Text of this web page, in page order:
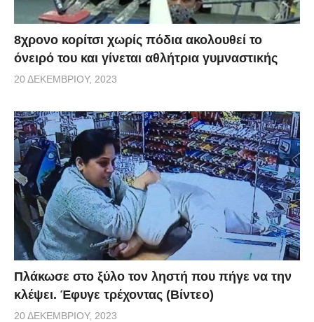
8χρονο κορίτσι χωρίς πόδια ακολουθεί το
όνειρό του και γίνεται αθλήτρια γυμναστικής
20 ΔΕΚΕΜΒΡΊΟΥ, 2023
Πλάκωσε στο ξύλο τον ληστή που πήγε να την
κλέψει. Έφυγε τρέχοντας (Βίντεο)
20 ΔΕΚΕΜΒΡΊΟΥ, 2023